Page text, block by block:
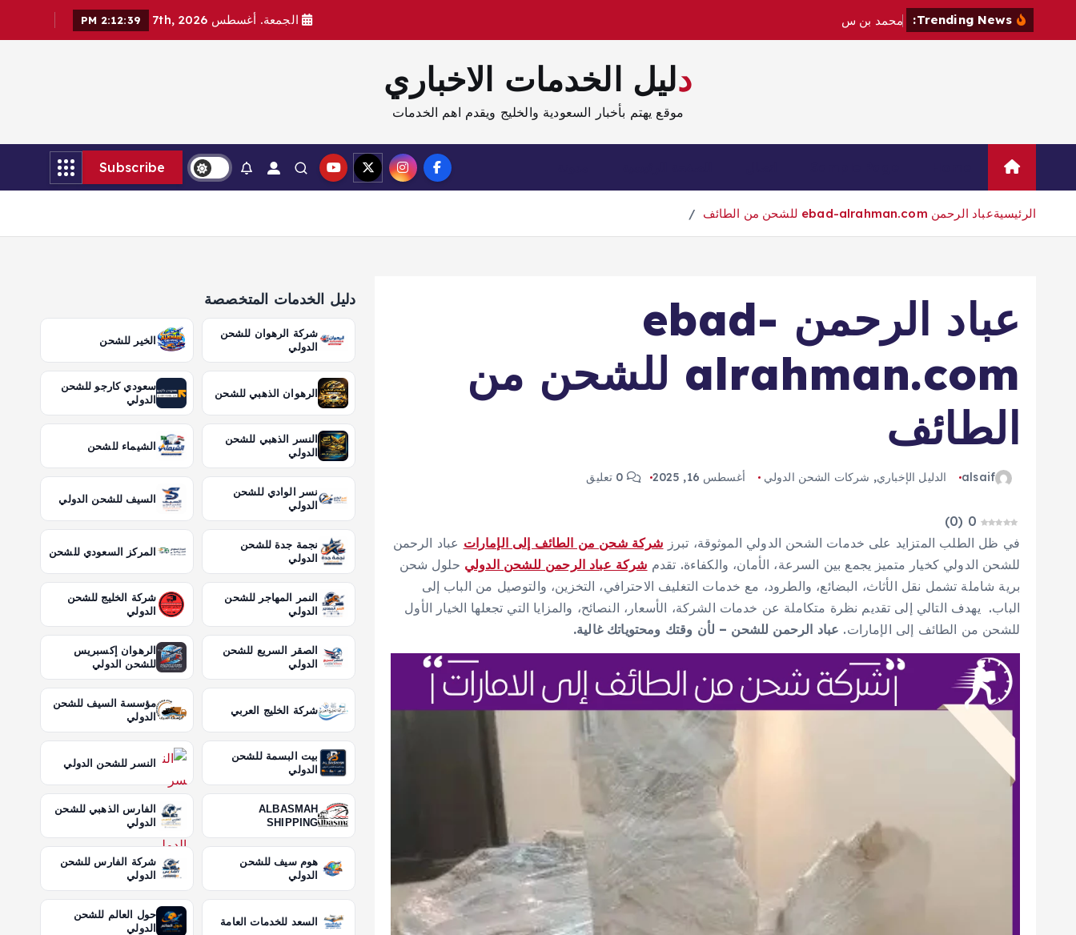
محمد بن س ل الجمعة. أغسطس 7th, 2026 2:12:40 PM
دليل الخدمات الاخباري
موقع يهتم بأخبار السعودية والخليج ويقدم اهم الخدمات
Subscribe
الرئيسيةعباد الرحمن ebad-alrahman.com للشحن من الطائف
عباد الرحمن ebad-
alrahman.com للشحن من
الطائف
alsaif الدليل الإخباري, شركات الشحن الدولي أغسطس 16, 2025
0
(
0
)
في ظل الطلب المتزايد على خدمات الشحن الدولي الموثوقة، تبرز شركة شحن من الطائف إلى الإمارات عباد الرحمن
للشحن الدولي كخيار متميز يجمع بين السرعة، الأمان، والكفاءة. تقدم شركة عباد الرحمن للشحن الدولي حلول شحن
برية شاملة تشمل نقل الأثاث، البضائع، والطرود، مع خدمات التغليف الاحترافي، التخزين، والتوصيل من الباب إلى
الباب. يهدف التالي إلى تقديم نظرة متكاملة عن خدمات الشركة، الأسعار، النصائح، والمزايا التي تجعلها الخيار الأول
للشحن من الطائف إلى الإمارات. عباد الرحمن للشحن – لأن وقتك ومحتوياتك غالية.
دليل الخدمات المتخصصة
شركة الرهوان للشحن
الدولي
الخير للشحن
الرهوان الذهبي للشحن
سعودي كارجو للشحن
الدولي
النسر الذهبي للشحن
الدولي
الشيماء للشحن
نسر الوادي للشحن
الدولي
السيف للشحن الدولي
نجمة جدة للشحن
الدولي
المركز السعودي للشحن
النمر المهاجر للشحن
الدولي
شركة الخليج للشحن
الدولي
الصقر السريع للشحن
الدولي
الرهوان إكسبريس
للشحن الدولي
شركة الخليج العربي
مؤسسة السيف للشحن
الدولي
بيت البسمة للشحن
الدولي
النسر للشحن الدولي
ALBASMAH
SHIPPING
الفارس الذهبي للشحن
الدولي
هوم سيف للشحن
الدولي
شركة الفارس للشحن
الدولي
السعد للخدمات العامة
حول العالم للشحن
الدولي